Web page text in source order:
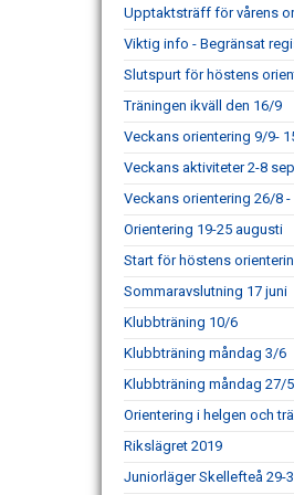
Upptaktsträff för vårens
Viktig info - Begränsat
Slutspurt för höstens
Träningen ikväll den 16/9
Veckans orientering 9/9-
Veckans aktiviteter 2-8
Veckans orientering 26/8 -
Orientering 19-25 augusti
Start för höstens
Sommaravslutning 17 juni
Klubbträning 10/6
Klubbträning måndag 3/6
Klubbträning måndag 27/5
Orientering i helgen och
Rikslägret 2019
Juniorläger Skellefteå 29-